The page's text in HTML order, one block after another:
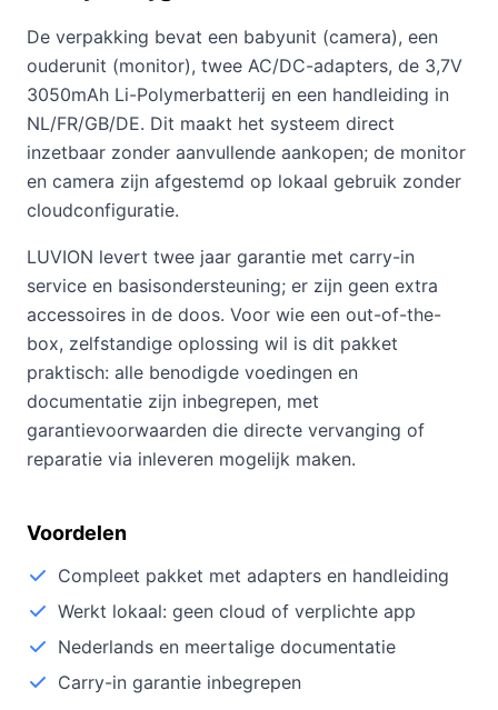
De verpakking bevat een babyunit (camera), een
ouderunit (monitor), twee AC/DC-adapters, de 3,7V
3050mAh Li-Polymerbatterij en een handleiding in
NL/FR/GB/DE. Dit maakt het systeem direct
inzetbaar zonder aanvullende aankopen; de monitor
en camera zijn afgestemd op lokaal gebruik zonder
cloudconfiguratie.
LUVION levert twee jaar garantie met carry-in
service en basisondersteuning; er zijn geen extra
accessoires in de doos. Voor wie een out-of-the-
box, zelfstandige oplossing wil is dit pakket
praktisch: alle benodigde voedingen en
documentatie zijn inbegrepen, met
garantievoorwaarden die directe vervanging of
reparatie via inleveren mogelijk maken.
Voordelen
Compleet pakket met adapters en handleiding
Werkt lokaal: geen cloud of verplichte app
Nederlands en meertalige documentatie
Carry-in garantie inbegrepen